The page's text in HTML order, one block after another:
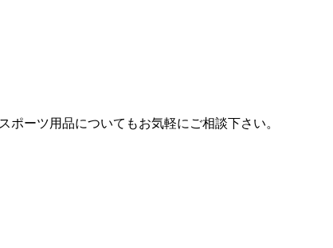
ーツ用品についてもお気軽にご相談下さい。